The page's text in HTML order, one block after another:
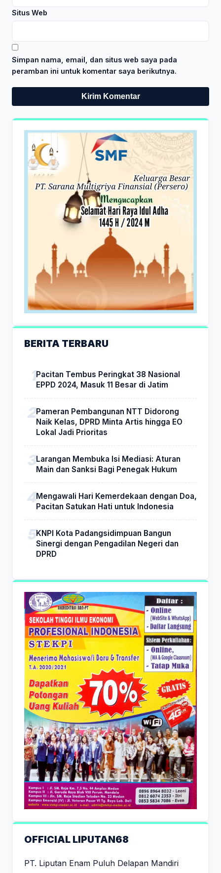
Situs Web
Simpan nama, email, dan situs web saya pada
peramban ini untuk komentar saya berikutnya.
BERITA TERBARU
Pacitan Tembus Peringkat 38 Nasional
EPPD 2024, Masuk 11 Besar di Jatim
Pameran Pembangunan NTT Didorong
Naik Kelas, DPRD Minta Artis hingga EO
Lokal Jadi Prioritas
Larangan Membuka Isi Mediasi: Aturan
Main dan Sanksi Bagi Penegak Hukum
Mengawali Hari Kemerdekaan dengan Doa,
Pacitan Satukan Hati untuk Indonesia
KNPI Kota Padangsidimpuan Bangun
Sinergi dengan Pengadilan Negeri dan
DPRD
OFFICIAL LIPUTAN68
PT. Liputan Enam Puluh Delapan Mandiri